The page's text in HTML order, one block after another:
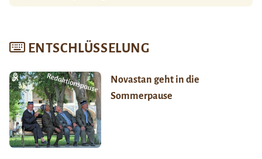
ENTSCHLÜSSELUNG
Novastan geht in die
Sommerpause